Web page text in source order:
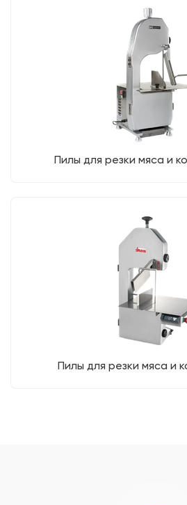
Пилы для резки мяса и
Пилы для резки мяса и